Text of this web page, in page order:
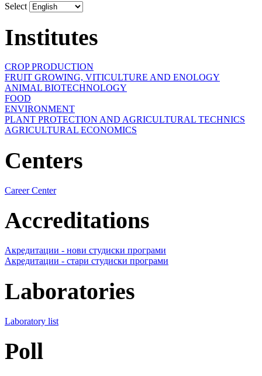
Select
Institutes
CROP PRODUCTION
FRUIT GROWING, VITICULTURE AND ENOLOGY
ANIMAL BIOTECHNOLOGY
FOOD
ENVIRONMENT
PLANT PROTECTION AND AGRICULTURAL TECHNICS
AGRICULTURAL ECONOMICS
Centers
Career Center
Accreditations
Акредитации - нови студиски програми
Акредитации - стари студиски програми
Laboratories
Laboratory list
Poll